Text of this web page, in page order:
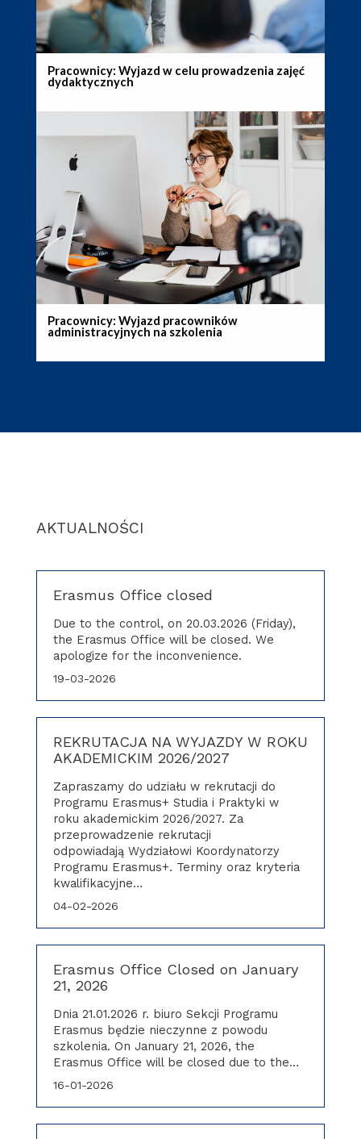
Pracownicy: Wyjazd w celu prowadzenia zajęć
dydaktycznych
Pracownicy: Wyjazd pracowników
administracyjnych na szkolenia
AKTUALNOŚCI
Erasmus Office closed
Due to the control, on 20.03.2026 (Friday),
the Erasmus Office will be closed. We
apologize for the inconvenience.
19-03-2026
REKRUTACJA NA WYJAZDY W ROKU
AKADEMICKIM 2026/2027
Zapraszamy do udziału w rekrutacji do
Programu Erasmus+ Studia i Praktyki w
roku akademickim 2026/2027. Za
przeprowadzenie rekrutacji
odpowiadają Wydziałowi Koordynatorzy
Programu Erasmus+. Terminy oraz kryteria
kwalifikacyjne…
04-02-2026
Erasmus Office Closed on January
21, 2026
Dnia 21.01.2026 r. biuro Sekcji Programu
Erasmus będzie nieczynne z powodu
szkolenia. On January 21, 2026, the
Erasmus Office will be closed due to the…
16-01-2026